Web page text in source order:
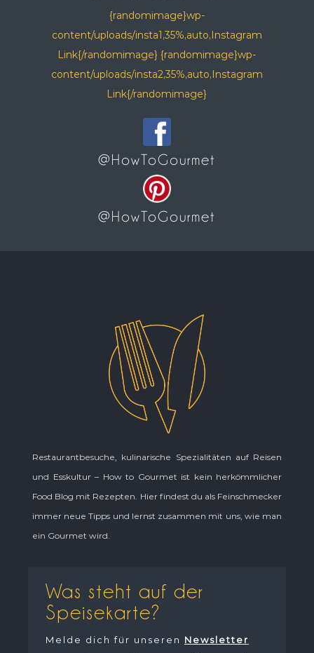
{randomimage}wp-
content/uploads/insta1,35%,auto,Instagram
Link{/randomimage} {randomimage}wp-
content/uploads/insta2,35%,auto,Instagram
Link{/randomimage}
@HowToGourmet
@HowToGourmet
Restaurantbesuche, kulinarische Spezialitäten auf Reisen
und Esskultur – How to Gourmet ist kein herkömmlicher
Food Blog mit Rezepten. Hier findest du als Feinschmecker
immer neue Tipps und lernst zusammen mit uns, wie man
ein Gourmet wird.
Was steht auf der
Speisekarte?
Melde dich für unseren Newsletter